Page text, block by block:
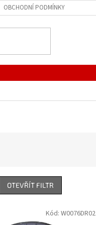
OBCHODNÍ PODMÍNKY
OTEVŘÍT FILTR
Kód: W0076DR02